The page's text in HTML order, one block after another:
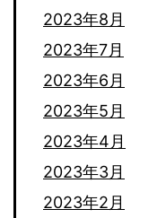
2023年8月
2023年7月
2023年6月
2023年5月
2023年4月
2023年3月
2023年2月